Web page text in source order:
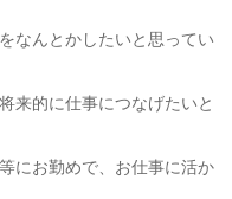
なんとかしたいと思ってい
来的に仕事につなげたいと
にお勤めで、お仕事に活か